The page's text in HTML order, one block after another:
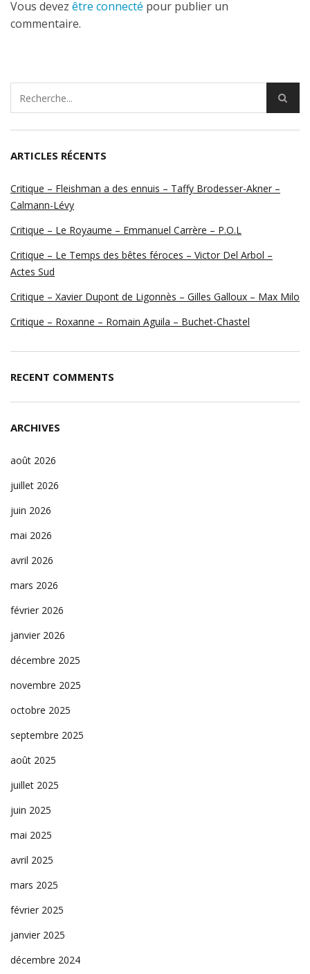
Vous devez être connecté pour publier un
commentaire.
ARTICLES RÉCENTS
Critique – Fleishman a des ennuis – Taffy Brodesser-Akner –
Calmann-Lévy
Critique – Le Royaume – Emmanuel Carrère – P.O.L
Critique – Le Temps des bêtes féroces – Victor Del Arbol –
Actes Sud
Critique – Xavier Dupont de Ligonnès – Gilles Galloux – Max Milo
Critique – Roxanne – Romain Aguila – Buchet-Chastel
RECENT COMMENTS
ARCHIVES
août 2026
juillet 2026
juin 2026
mai 2026
avril 2026
mars 2026
février 2026
janvier 2026
décembre 2025
novembre 2025
octobre 2025
septembre 2025
août 2025
juillet 2025
juin 2025
mai 2025
avril 2025
mars 2025
février 2025
janvier 2025
décembre 2024